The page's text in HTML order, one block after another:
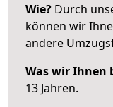
Wie? Durch
können wir
andere
Was wir Ihnen
13 Jahren.